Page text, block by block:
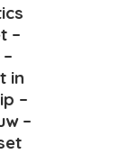
–
in
–
–